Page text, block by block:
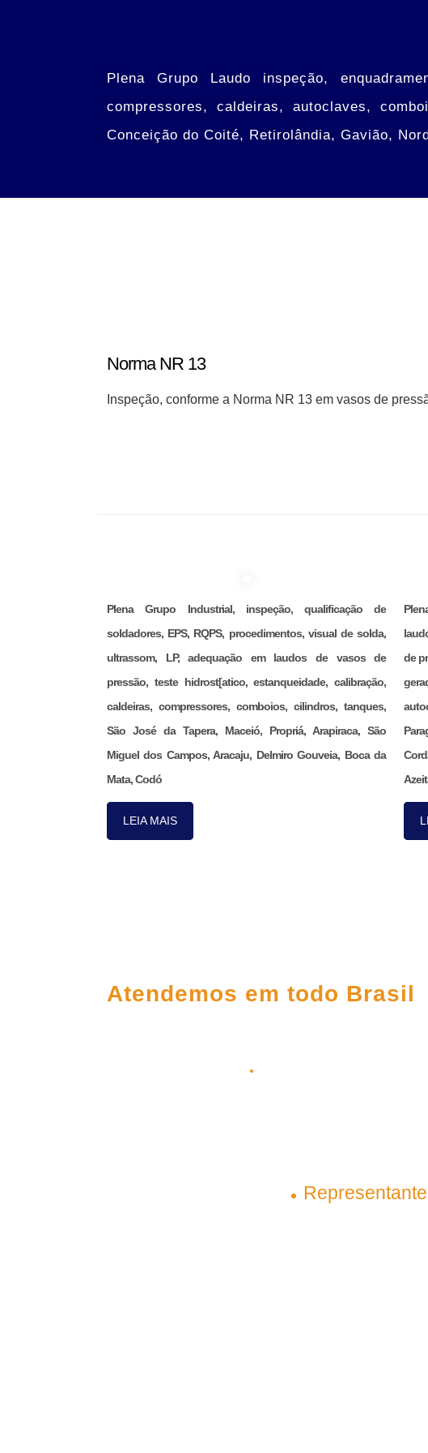
Plena Grupo Laudo inspeção,
compressores, caldeiras, autoclaves,
Conceição do Coité, Retirolândia, Gavião,
Norma NR 13
Inspeção, conforme a Norma NR 13 em vasos de
Plena Grupo Industrial, inspeção, qualificação de
soldadores, EPS, RQPS, procedimentos, visual de solda,
ultrassom, LP, adequação em laudos de vasos de
pressão, teste hidrost[atico, estanqueidade, calibração,
caldeiras, compressores, comboios, cilindros, tanques,
São José da Tapera, Maceió, Propriá, Arapiraca, São
Miguel dos Campos, Aracaju, Delmiro Gouveia, Boca da
Mata, Codó
LEIA MAIS
de
Atendemos em todo Brasil
(98) 98145-9031